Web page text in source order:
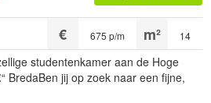
14
675 p/m
studentenkamer aan de Hoge
BredaBen jij op zoek naar een fijne,